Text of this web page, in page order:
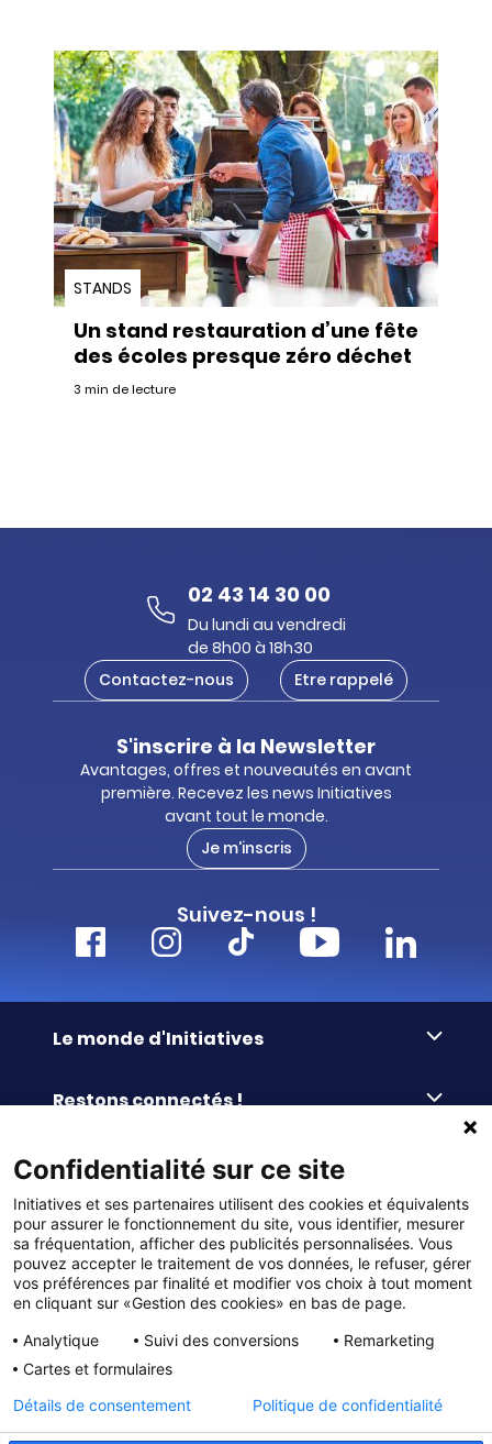
STANDS
Un stand restauration d’une fête
des écoles presque zéro déchet
3 min de lecture
02 43 14 30 00
Du lundi au vendredi
de 8h00 à 18h30
Contactez-nous
Etre rappelé
S'inscrire à la Newsletter
Avantages, offres et nouveautés en avant
première. Recevez les news Initiatives
avant tout le monde.
Je m'inscris
Suivez-nous !
Le monde d'Initiatives
Le Fond’Actions Initiatives
Enquête de satisfaction
Restons connectés !
Le blog
La newsletter
Commander facilement
Commande par référence
Catalogues à télécharger
Panier
La livraison
Le paiement
Services & FAQ
Reprise des invendus
Paiement différé sans frais
100% Satisfait ou Remboursé
Le service Après-Vente
Liens pratiques
© DMP Initiatives 10 avenue Georges Auric - 72021
LE MANS CEDEX 2
Initiatives est le spécialiste français des solutions de
collecte de fonds pour les établissements scolaires
primaires, maternelles, aux collèges et lycées, aux
associations scolaires (APE, APEL, OGEC, sou des écoles,
FSE, coopératives scolaires), aux BTS, aux IUT, aux MFR,
Confidentialité sur ce site
Initiatives et ses partenaires utilisent des cookies et équivalents
pour assurer le fonctionnement du site, vous identifier, mesurer
sa fréquentation, afficher des publicités personnalisées. Vous
pouvez accepter le traitement de vos données, le refuser, gérer
vos préférences par finalité et modifier vos choix à tout moment
en cliquant sur «Gestion des cookies» en bas de page.
Analytique
Suivi des conversions
Remarketing
Cartes et formulaires
Détails de consentement
Politique de confidentialité